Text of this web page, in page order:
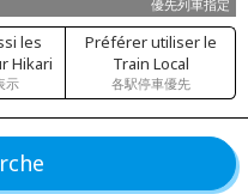
優先列車指定
les
Hikari
示
Préférer utiliser le
Train Local
各駅停車優先